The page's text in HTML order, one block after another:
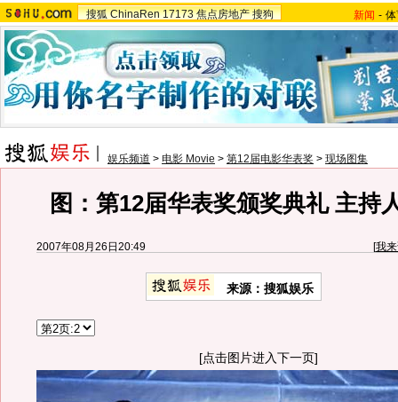
搜狐 ChinaRen 17173 焦点房地产 搜狗 新闻 -
娱乐频道 > 电影 Movie > 第12届电影华表奖 > 现场图集
图：第12届华表奖颁奖典礼 主持
2007年08月26日20:49 [我
来源：搜狐娱乐
[点击图片进入下一页]